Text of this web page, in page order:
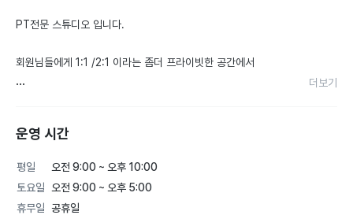
PT전문 스튜디오 입니다.
회원님들에게 1:1 /2:1 이라는 좀더 프라이빗한 공간에서
어떻게 운동을 시작해야 할 지 고민 되신다구요?
더보기
운영 시간
평일
오전 9:00 ~ 오후 10:00
토요일
오전 9:00 ~ 오후 5:00
휴무일 공휴일